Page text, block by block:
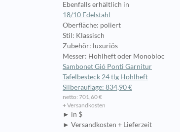
Ebenfalls erhältlich in
18/10 Edelstahl
Oberfläche: poliert
Stil: Klassisch
Zubehör: luxuriös
Messer: Hohlheft oder Monobloc
Sambonet Gió Ponti Garnitur
Tafelbesteck 24 tlg Hohlheft
Silberauflage: 834,90 €
netto: 701,60 €
+ Versandkosten
► in $
► Versandkosten + Lieferzeit